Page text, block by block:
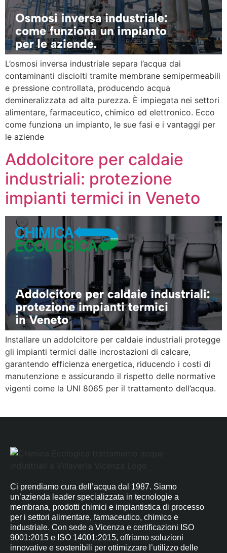
L’osmosi inversa industriale separa l’acqua dai
contaminanti disciolti tramite membrane semipermeabili
e pressione controllata, producendo acqua
demineralizzata ad alta purezza. È impiegata nei settori
alimentare, farmaceutico, chimico ed elettronico. Ecco
come funziona un impianto, le sue fasi e i vantaggi per
le aziende
Addolcitore per caldaie
industriali: protezione
impianti termici in Veneto
Installare un addolcitore per caldaie industriali protegge
gli impianti termici dalle incrostazioni di calcare,
garantendo efficienza energetica, riducendo i costi di
manutenzione e assicurando il rispetto delle normative
vigenti come la UNI 8065 per il trattamento dell’acqua.
Ci prendiamo cura dell’acqua dal 1987. Siamo
un’azienda leader specializzata in tecnologie a
membrana, prodotti chimici e impiantistica di processo
per i settori alimentare, farmaceutico, chimico e
industriale. Con sede a Vicenza e certificazioni ISO
9001:2015 e ISO 14001:2015, offriamo soluzioni
innovative e sostenibili per ottimizzare l’utilizzo delle